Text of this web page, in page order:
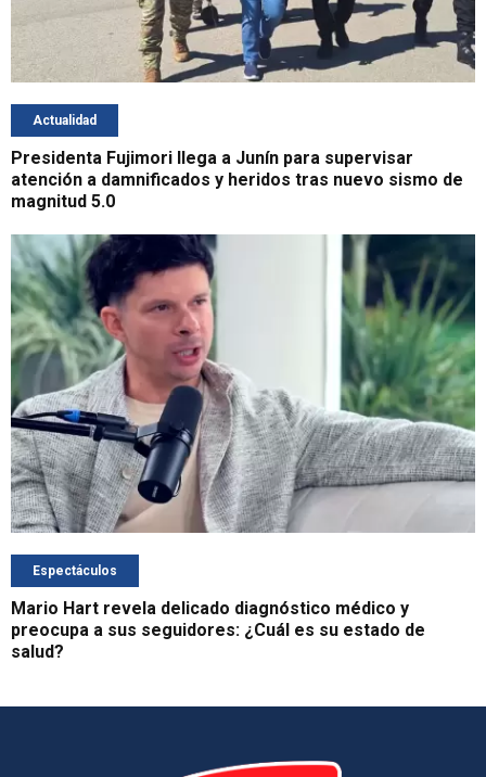
Actualidad
Presidenta Fujimori llega a Junín para supervisar
atención a damnificados y heridos tras nuevo sismo de
magnitud 5.0
Espectáculos
Mario Hart revela delicado diagnóstico médico y
preocupa a sus seguidores: ¿Cuál es su estado de
salud?